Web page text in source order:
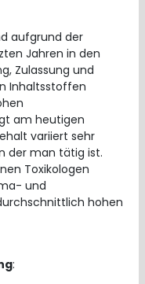
aufgrund der
Jahren in den
Zulassung und
Inhaltsstoffen
am heutigen
variiert sehr
der man tätig ist.
Toxikologen
und
hohen
: